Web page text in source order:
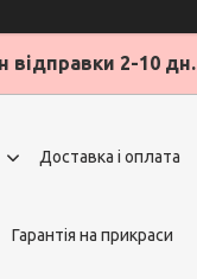
відправки 2-10 дн.
Доставка і оплата
Гарантія на прикраси